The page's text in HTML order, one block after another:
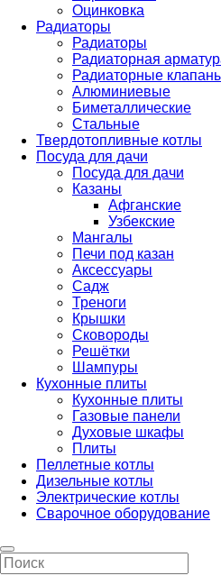
Оцинковка
Радиаторы
Радиаторы
Радиаторная
Радиаторные
Алюминиевые
Биметаллические
Стальные
Твердотопливные котлы
Посуда для дачи
Посуда для дачи
Казаны
Афганские
Узбекские
Мангалы
Печи под казан
Аксессуары
Садж
Треноги
Крышки
Сковороды
Решётки
Шампуры
Кухонные плиты
Кухонные плиты
Газовые панели
Духовые шкафы
Плиты
Пеллетные котлы
Дизельные котлы
Электрические котлы
Сварочное оборудование